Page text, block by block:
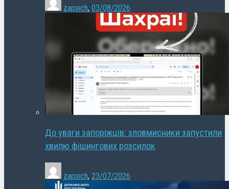
zapsich, 03/08/2026
До уваги запоріжців: зловмисники запустили
хвилю фішингових розсилок
zapsich, 23/07/2026